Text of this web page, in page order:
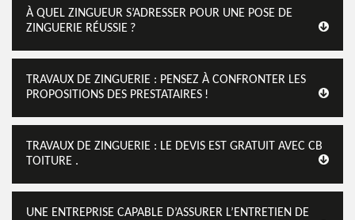
À QUEL ZINGUEUR S’ADRESSER POUR UNE POSE DE
ZINGUERIE RÉUSSIE ?
TRAVAUX DE ZINGUERIE : PENSEZ À CONFRONTER LES
PROPOSITIONS DES PRESTATAIRES !
TRAVAUX DE ZINGUERIE : LE DEVIS EST GRATUIT AVEC CB
TOITURE .
UNE ENTREPRISE CAPABLE D’ASSURER L’ENTRETIEN DE